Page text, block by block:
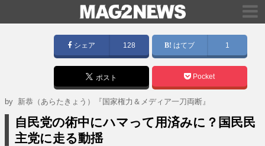
シェア 128 はてブ 1
ポスト Pocket
by 新恭（あらたきょう）『国家権力＆メディア一刀両断』
自民党の術中にハマって用済みに？国民民
主党に走る動揺